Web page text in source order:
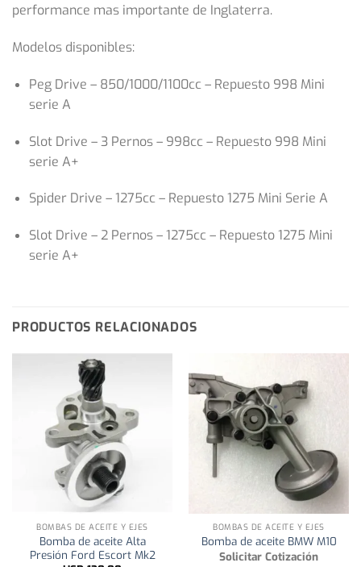
performance mas importante de Inglaterra.
Modelos disponibles:
Peg Drive – 850/1000/1100cc – Repuesto 998 Mini
serie A
Slot Drive – 3 Pernos – 998cc – Repuesto 998 Mini
serie A+
Spider Drive – 1275cc – Repuesto 1275 Mini Serie A
Slot Drive – 2 Pernos – 1275cc – Repuesto 1275 Mini
serie A+
PRODUCTOS RELACIONADOS
BOMBAS DE ACEITE Y EJES
Bomba de aceite Alta
Presión Ford Escort Mk2
BOMBAS DE ACEITE Y EJES
Bomba de aceite BMW M10
Solicitar Cotización